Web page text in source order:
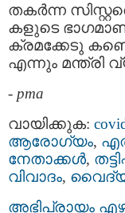
തകർന്ന
കളുടെ
ക്രമക്കേടു
എന്നും മന്ത്രി
- pma
വായിക്കുക:
ആരോഗ്യം,
നേതാക്കള്‍,
വിവാദം,
അഭിപ്രായം